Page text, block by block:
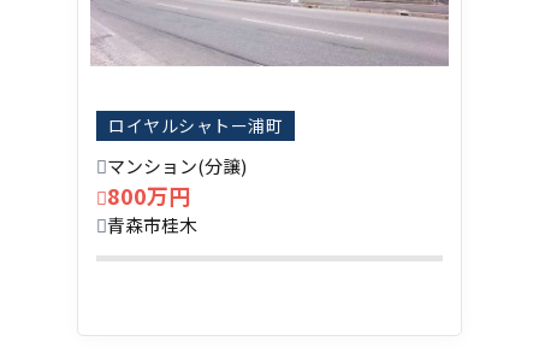
ロイヤルシャトー浦町
マンション(分譲)
800万円
青森市桂木